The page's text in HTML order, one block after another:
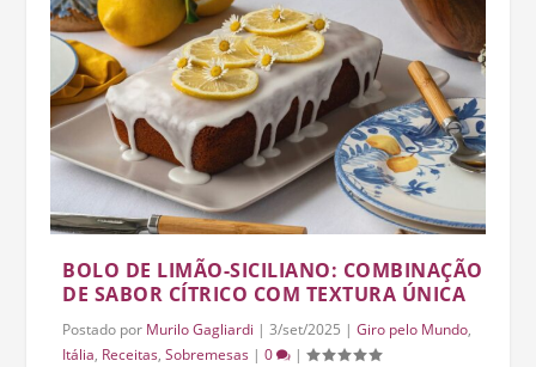
BOLO DE LIMÃO-SICILIANO: COMBINAÇÃO
DE SABOR CÍTRICO COM TEXTURA ÚNICA
Postado por Murilo Gagliardi |3/set/2025 |Giro pelo Mundo,
Itália, Receitas,Sobremesas |0 |